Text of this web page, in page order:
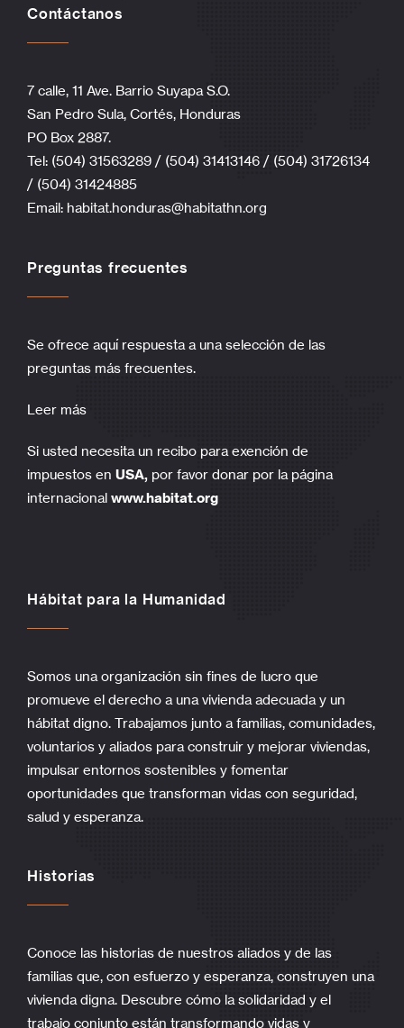
Contáctanos
7 calle, 11 Ave. Barrio Suyapa S.O.
San Pedro Sula, Cortés, Honduras
PO Box 2887.
Tel: (504) 31563289 / (504) 31413146 / (504) 31726134
/ (504) 31424885
Email: habitat.honduras@habitathn.org
Preguntas frecuentes
Se ofrece aquí respuesta a una selección de las
preguntas más frecuentes.
Leer más
Si usted necesita un recibo para exención de
impuestos en USA, por favor donar por la página
internacional www.habitat.org
Hábitat para la Humanidad
Somos una organización sin fines de lucro que
promueve el derecho a una vivienda adecuada y un
hábitat digno. Trabajamos junto a familias, comunidades,
voluntarios y aliados para construir y mejorar viviendas,
impulsar entornos sostenibles y fomentar
oportunidades que transforman vidas con seguridad,
salud y esperanza.
Historias
Conoce las historias de nuestros aliados y de las
familias que, con esfuerzo y esperanza, construyen una
vivienda digna. Descubre cómo la solidaridad y el
trabajo conjunto están transformando vidas y